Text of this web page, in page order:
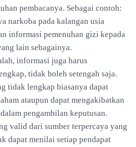
pembacanya. Sebagai contoh:
narkoba pada kalangan usia
informasi pemenuhan gizi kepada
lain sebagainya.
informasi juga harus
tidak boleh setengah saja.
tidak lengkap biasanya dapat
ataupun dapat mengakibatkan
pengambilan keputusan.
valid dari sumber terpercaya yang
dapat menilai setiap pendapat